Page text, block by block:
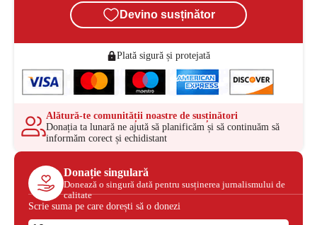
Devino susținător
Plată sigură și protejată
Alătură-te comunității noastre de susținători
Donația ta lunară ne ajută să planificăm și să continuăm să
informăm corect și echidistant
Donație singulară
Donează o singură dată pentru susținerea jurnalismului de
calitate
Scrie suma pe care dorești să o donezi